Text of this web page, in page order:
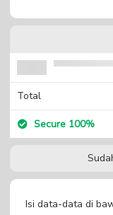
Total
Secure 100%
Isi data-data di